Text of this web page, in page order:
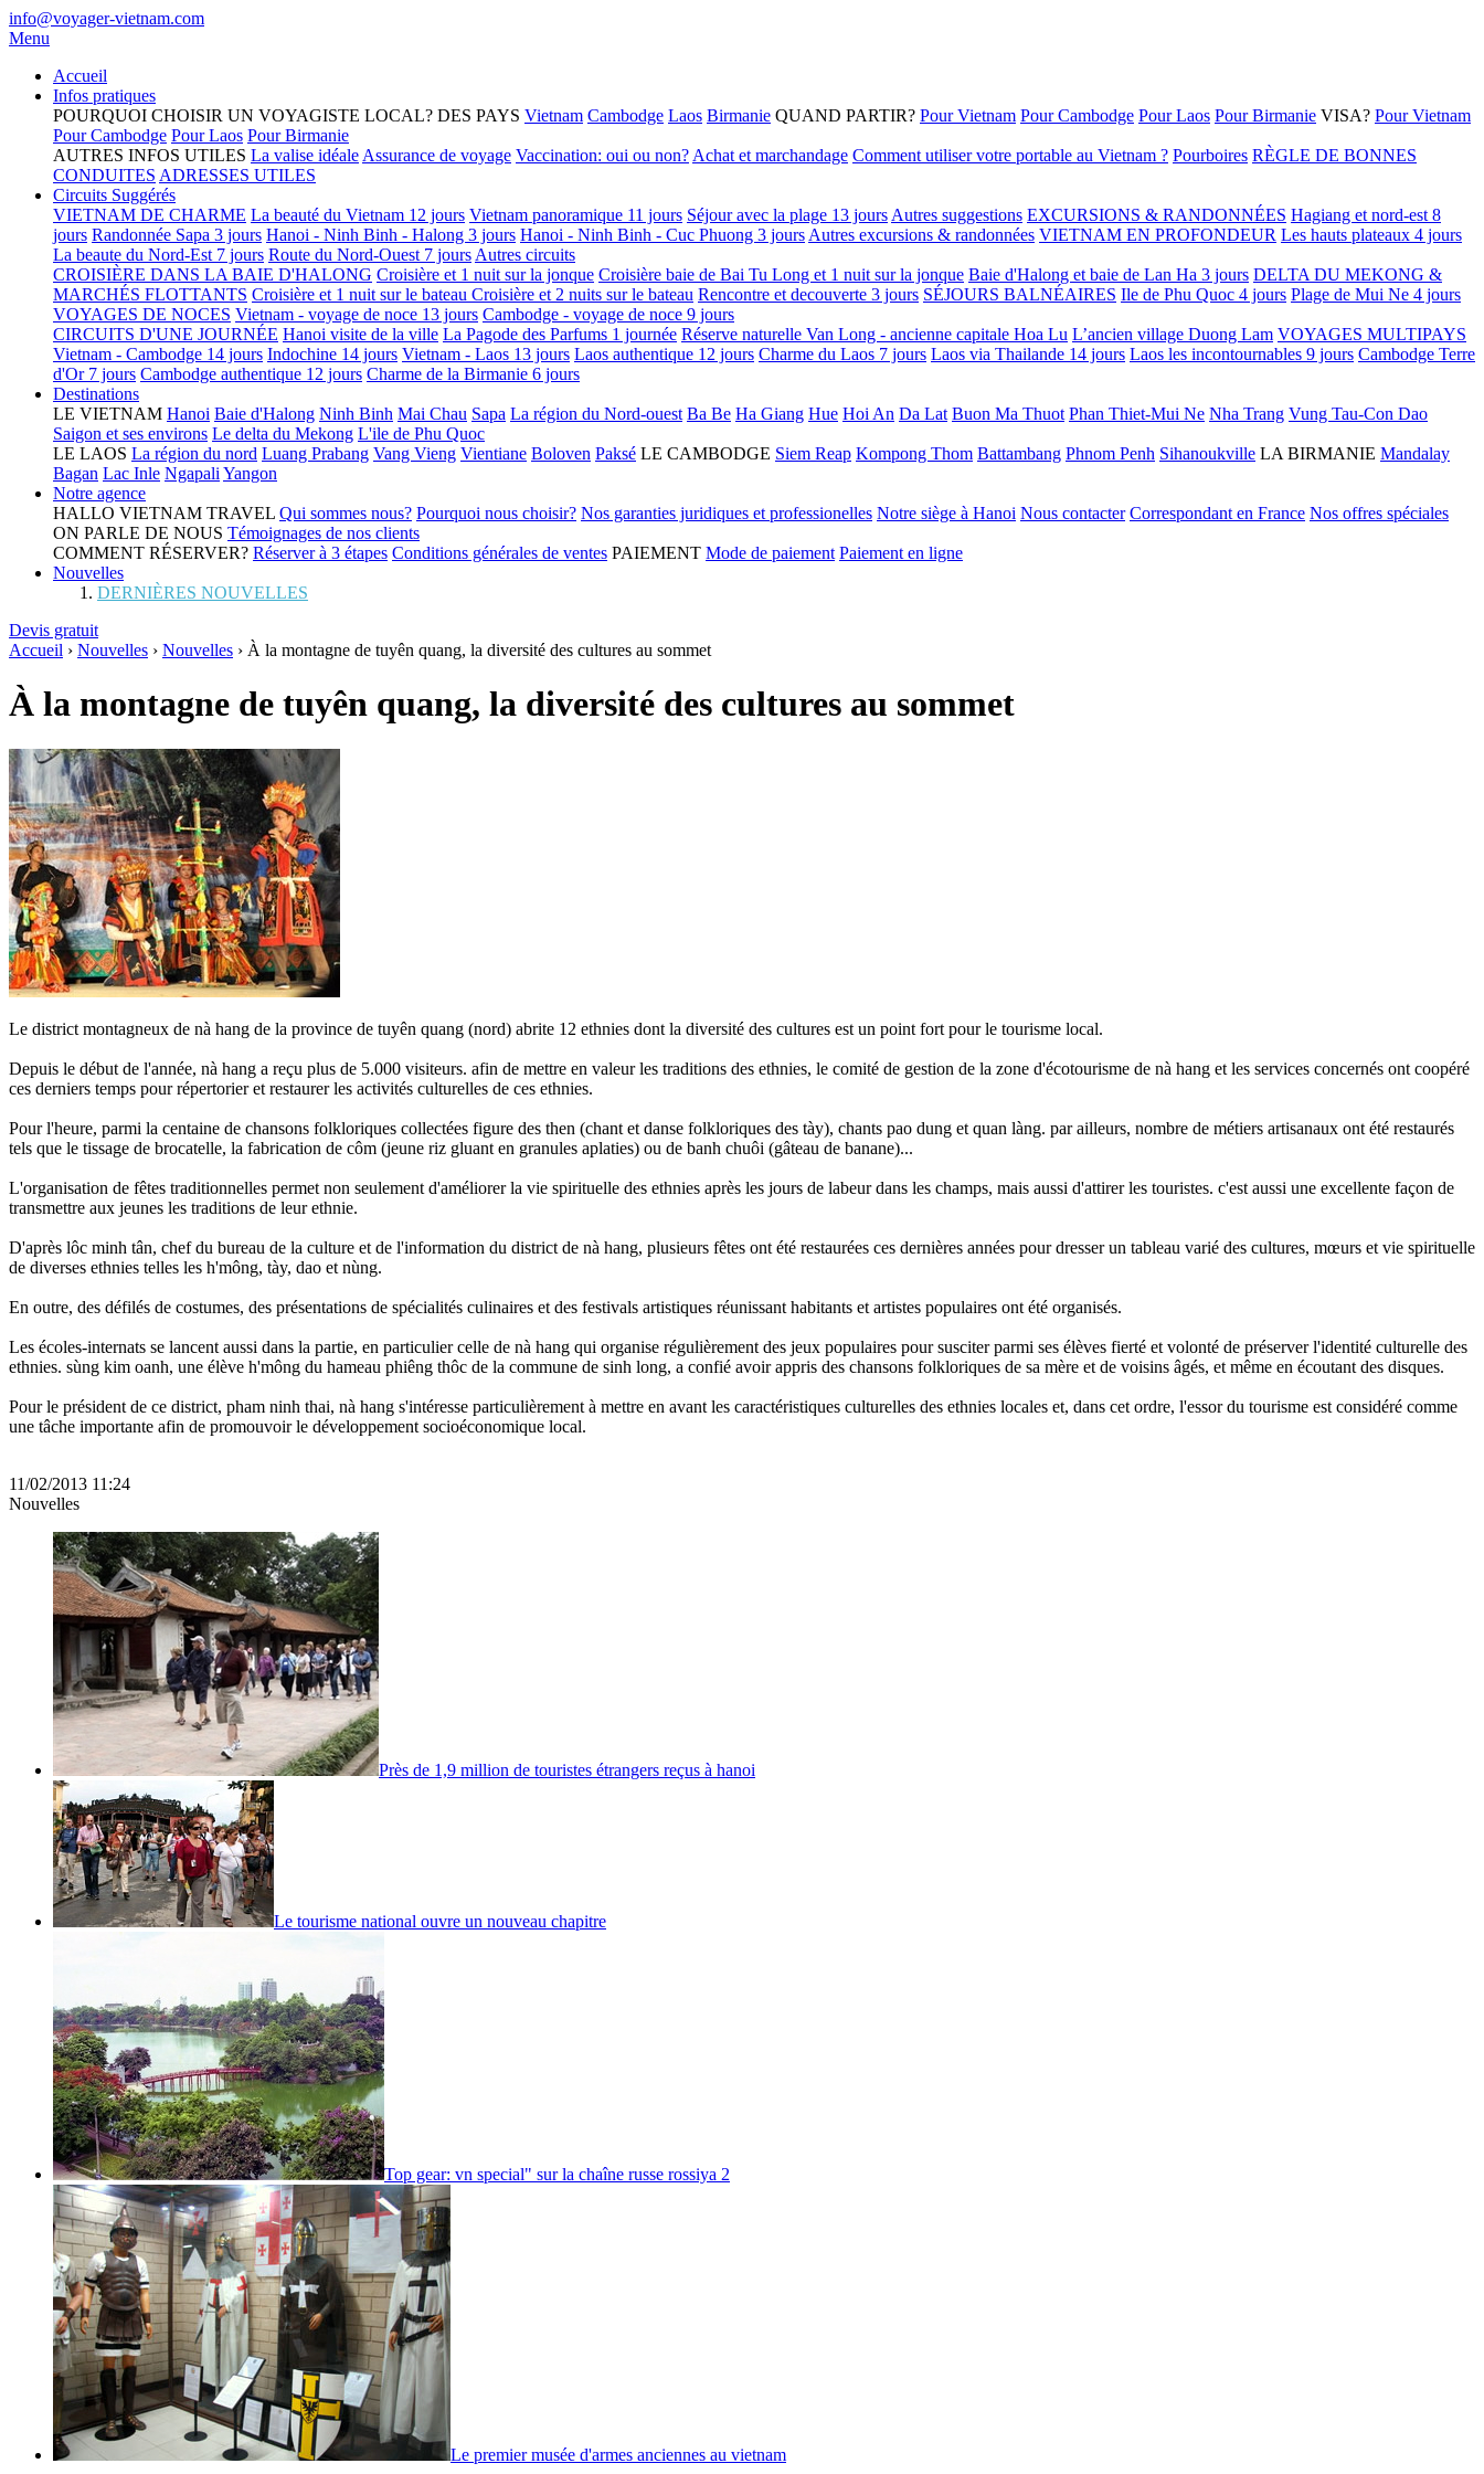
info@voyager-vietnam.com
Menu
Accueil
Infos pratiques
POURQUOI CHOISIR UN VOYAGISTE LOCAL? DES PAYS Vietnam Cambodge Laos Birmanie QUAND PARTIR? Pour Vietnam Pour Cambodge Pour Laos Pour Birmanie VISA? Pour Vietnam
Pour Cambodge Pour Laos Pour Birmanie
AUTRES INFOS UTILES La valise idéale Assurance de voyage Vaccination: oui ou non? Achat et marchandage Comment utiliser votre portable au Vietnam ? Pourboires RÈGLE DE BONNES
CONDUITES ADRESSES UTILES
Circuits Suggérés
VIETNAM DE CHARME La beauté du Vietnam 12 jours Vietnam panoramique 11 jours Séjour avec la plage 13 jours Autres suggestions EXCURSIONS & RANDONNÉES Hagiang et nord-est 8
jours Randonnée Sapa 3 jours Hanoi - Ninh Binh - Halong 3 jours Hanoi - Ninh Binh - Cuc Phuong 3 jours Autres excursions & randonnées VIETNAM EN PROFONDEUR Les hauts plateaux 4 jours
La beaute du Nord-Est 7 jours Route du Nord-Ouest 7 jours Autres circuits
CROISIÈRE DANS LA BAIE D'HALONG Croisière et 1 nuit sur la jonque Croisière baie de Bai Tu Long et 1 nuit sur la jonque Baie d'Halong et baie de Lan Ha 3 jours DELTA DU MEKONG &
MARCHÉS FLOTTANTS Croisière et 1 nuit sur le bateau Croisière et 2 nuits sur le bateau Rencontre et decouverte 3 jours SÉJOURS BALNÉAIRES Ile de Phu Quoc 4 jours Plage de Mui Ne 4 jours
VOYAGES DE NOCES Vietnam - voyage de noce 13 jours Cambodge - voyage de noce 9 jours
CIRCUITS D'UNE JOURNÉE Hanoi visite de la ville La Pagode des Parfums 1 journée Réserve naturelle Van Long - ancienne capitale Hoa Lu L’ancien village Duong Lam VOYAGES MULTIPAYS
Vietnam - Cambodge 14 jours Indochine 14 jours Vietnam - Laos 13 jours Laos authentique 12 jours Charme du Laos 7 jours Laos via Thailande 14 jours Laos les incontournables 9 jours Cambodge Terre
d'Or 7 jours Cambodge authentique 12 jours Charme de la Birmanie 6 jours
Destinations
LE VIETNAM Hanoi Baie d'Halong Ninh Binh Mai Chau Sapa La région du Nord-ouest Ba Be Ha Giang Hue Hoi An Da Lat Buon Ma Thuot Phan Thiet-Mui Ne Nha Trang Vung Tau-Con Dao
Saigon et ses environs Le delta du Mekong L'ile de Phu Quoc
LE LAOS La région du nord Luang Prabang Vang Vieng Vientiane Boloven Paksé LE CAMBODGE Siem Reap Kompong Thom Battambang Phnom Penh Sihanoukville LA BIRMANIE Mandalay
Bagan Lac Inle Ngapali Yangon
Notre agence
HALLO VIETNAM TRAVEL Qui sommes nous? Pourquoi nous choisir? Nos garanties juridiques et professionelles Notre siège à Hanoi Nous contacter Correspondant en France Nos offres spéciales
ON PARLE DE NOUS Témoignages de nos clients
COMMENT RÉSERVER? Réserver à 3 étapes Conditions générales de ventes PAIEMENT Mode de paiement Paiement en ligne
Nouvelles
DERNIÈRES NOUVELLES
Devis gratuit
Accueil › Nouvelles › Nouvelles › À la montagne de tuyên quang, la diversité des cultures au sommet
À la montagne de tuyên quang, la diversité des cultures au sommet
Le district montagneux de nà hang de la province de tuyên quang (nord) abrite 12 ethnies dont la diversité des cultures est un point fort pour le tourisme local.
Depuis le début de l'année, nà hang a reçu plus de 5.000 visiteurs. afin de mettre en valeur les traditions des ethnies, le comité de gestion de la zone d'écotourisme de nà hang et les services concernés ont coopéré
ces derniers temps pour répertorier et restaurer les activités culturelles de ces ethnies.
Pour l'heure, parmi la centaine de chansons folkloriques collectées figure des then (chant et danse folkloriques des tày), chants pao dung et quan làng. par ailleurs, nombre de métiers artisanaux ont été restaurés
tels que le tissage de brocatelle, la fabrication de côm (jeune riz gluant en granules aplaties) ou de banh chuôi (gâteau de banane)...
L'organisation de fêtes traditionnelles permet non seulement d'améliorer la vie spirituelle des ethnies après les jours de labeur dans les champs, mais aussi d'attirer les touristes. c'est aussi une excellente façon de
transmettre aux jeunes les traditions de leur ethnie.
D'après lôc minh tân, chef du bureau de la culture et de l'information du district de nà hang, plusieurs fêtes ont été restaurées ces dernières années pour dresser un tableau varié des cultures, mœurs et vie spirituelle
de diverses ethnies telles les h'mông, tày, dao et nùng.
En outre, des défilés de costumes, des présentations de spécialités culinaires et des festivals artistiques réunissant habitants et artistes populaires ont été organisés.
Les écoles-internats se lancent aussi dans la partie, en particulier celle de nà hang qui organise régulièrement des jeux populaires pour susciter parmi ses élèves fierté et volonté de préserver l'identité culturelle des
ethnies. sùng kim oanh, une élève h'mông du hameau phiêng thôc de la commune de sinh long, a confié avoir appris des chansons folkloriques de sa mère et de voisins âgés, et même en écoutant des disques.
Pour le président de ce district, pham ninh thai, nà hang s'intéresse particulièrement à mettre en avant les caractéristiques culturelles des ethnies locales et, dans cet ordre, l'essor du tourisme est considéré comme
une tâche importante afin de promouvoir le développement socioéconomique local.
11/02/2013 11:24
Nouvelles
Près de 1,9 million de touristes étrangers reçus à hanoi
Le tourisme national ouvre un nouveau chapitre
Top gear: vn special" sur la chaîne russe rossiya 2
Le premier musée d'armes anciennes au vietnam